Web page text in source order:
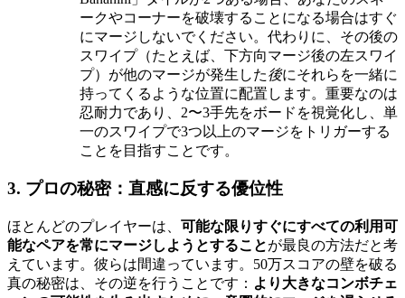
ークやコーナーを破壊することになる場合はすぐ
にマージしないでください。代わりに、その後の
スワイプ（たとえば、下方向マージ後の左スワイ
プ）が他のマージが発生した後にそれらを一緒に
持ってくるような位置に配置します。重要なのは
忍耐力であり、2〜3手先をボードを視覚化し、単
一のスワイプで3つ以上のマージをトリガーする
ことを目指すことです。
3. プロの秘密：直感に反する優位性
ほとんどのプレイヤーは、 可能な限りすぐにすべての利用可
能なペアを常にマージしようとすることが最良の方法だと考
えています。彼らは間違っています。50万スコアの壁を破る
真の秘密は、その逆を行うことです： より大きなコンボチェ